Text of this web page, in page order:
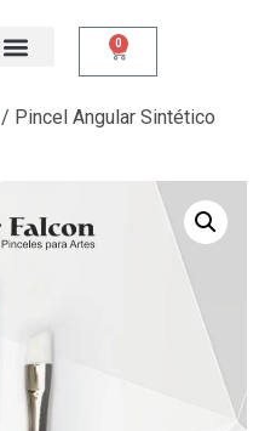
0
/ Pincel Angular Sintético